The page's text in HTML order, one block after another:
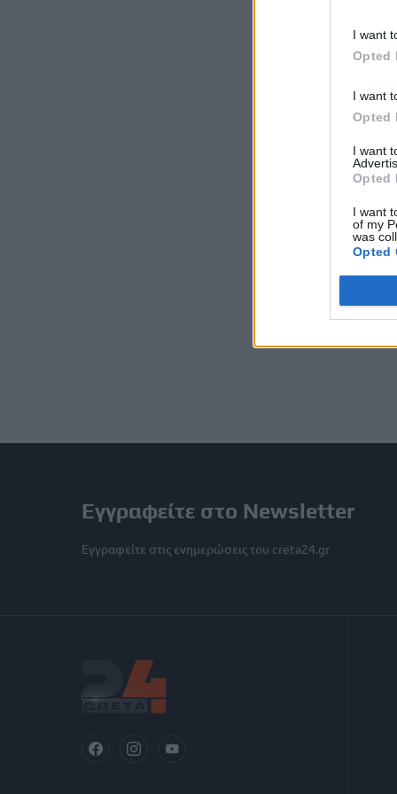
I want
Opted
I want
Opted
I want
Opted
I want
of my
was
Opted
Εγγραφείτε στο Newsletter
Εγγραφείτε στις ενημερώσεις του creta24.gr